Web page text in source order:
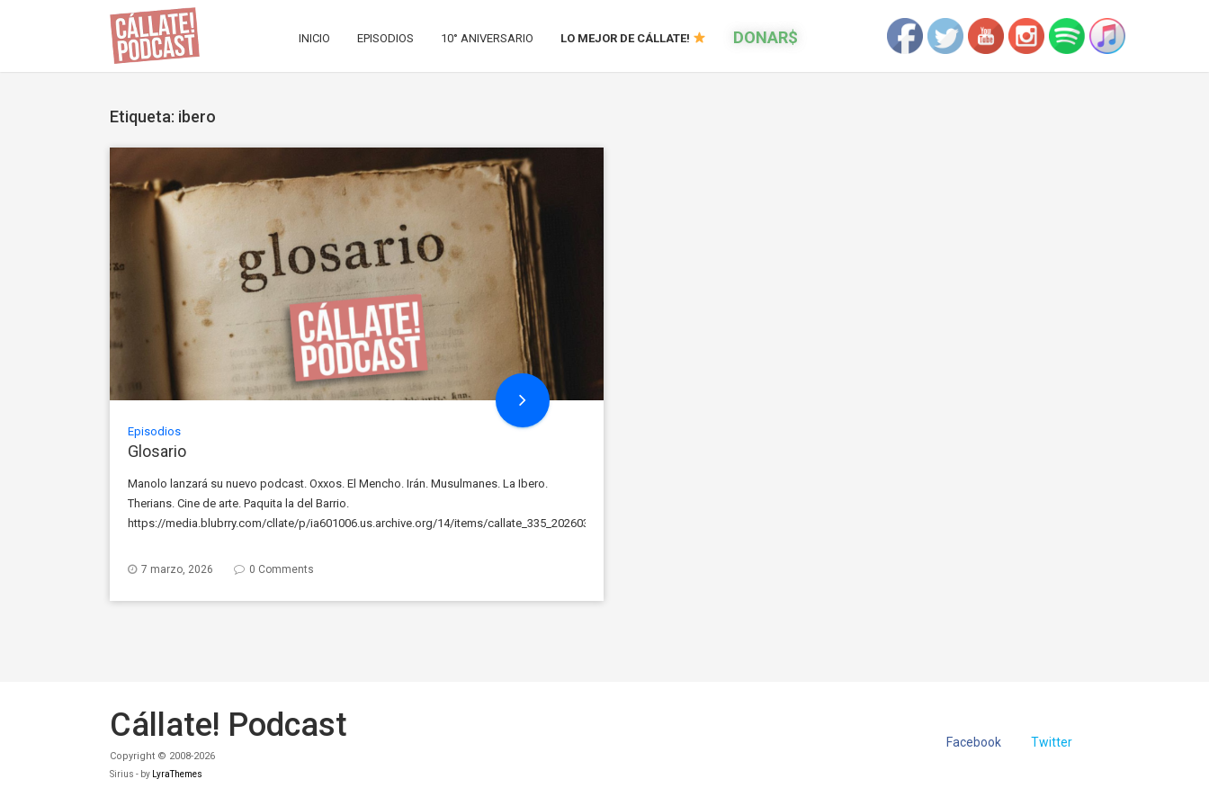
INICIO EPISODIOS 10° ANIVERSARIO LO MEJOR DE CÁLLATE! DONAR$
Etiqueta: ibero
Episodios
Glosario
Manolo lanzará su nuevo podcast. Oxxos. El Mencho. Irán. Musulmanes. La Ibero.
Therians. Cine de arte. Paquita la del Barrio.
https://media.blubrry.com/cllate/p/ia601006.us.archive.org/14/items/callate_335_202603/callate_335_160kbps.mp3Podcast:
7 marzo, 2026 0 Comments
Facebook Twitter
Cállate! Podcast
Copyright © 2008-2026
Sirius - by LyraThemes